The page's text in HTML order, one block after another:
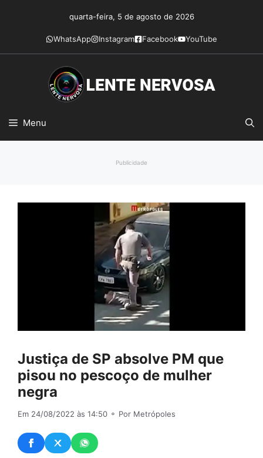
conteúdo
quarta-feira, 5 de agosto de 2026
WhatsApp Instagram Facebook YouTube
Menu
Publicidade
Justiça de SP absolve PM que
pisou no pescoço de mulher
negra
Em 24/08/2022 às 14:50 ⚬ Por Metrópoles